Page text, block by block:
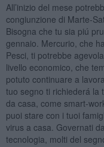
All’inizio del mese
congiunzione di Marte-
Bisogna che tu sia piú
gennaio. Mercurio, che
Pesci, ti potrebbe
livello economico, che
potuto continuare a
tuo segno ti richiederá la
da casa, come smart-
puoi stare con i tuoi
virus a casa. Governati
tecnologia, molti del